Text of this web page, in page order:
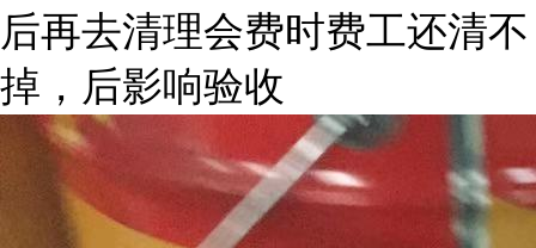
后再去清理会费时费工还清不
掉，后影响验收